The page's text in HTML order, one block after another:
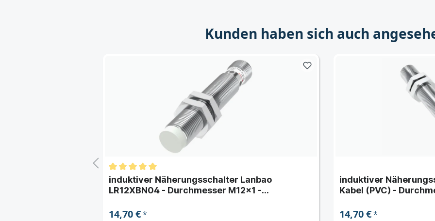
Kunden haben sich auch
induktiver Näherungsschalter Lanbao
LR12XBN04 - Durchmesser M12x1 -
14,70 €*
induktiver
Kabel (PVC) -
14,70 €*